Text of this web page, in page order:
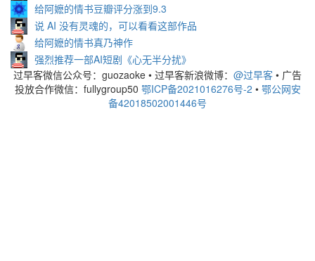
给阿嬷的情书豆瓣评分涨到9.3
说 AI 没有灵魂的，可以看看这部作品
给阿嬷的情书真乃神作
强烈推荐一部AI短剧《心无半分扰》
过早客微信公众号：guozaoke • 过早客新浪微博： @过早客 • 广告
投放合作微信：fullygroup50 鄂ICP备2021016276号-2 • 鄂公网安
备42018502001446号